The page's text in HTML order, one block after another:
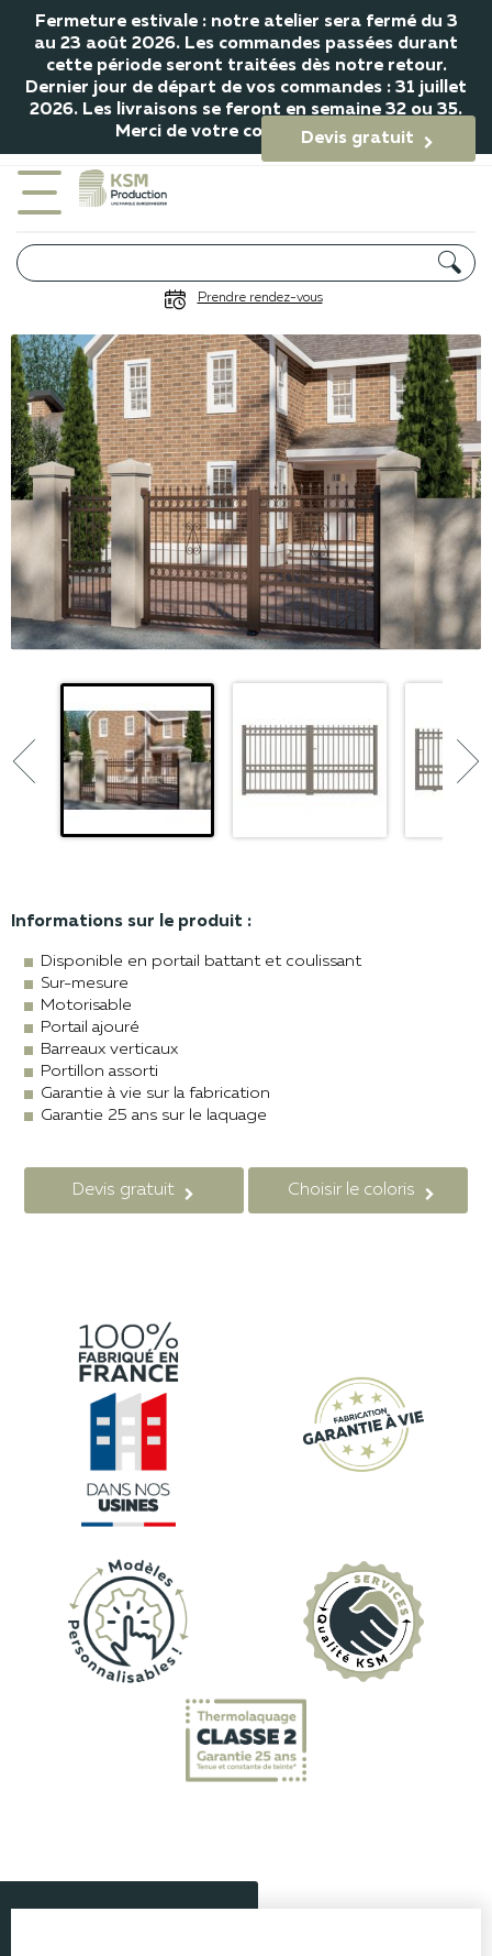
Fermeture estivale : notre atelier sera fermé du 3
au 23 août 2026. Les commandes passées durant
cette période seront traitées dès notre retour.
Dernier jour de départ de vos commandes : 31 juillet
2026. Les livraisons se feront en semaine 32 ou 35.
Merci de votre compréhension.

Prendre rendez-vous
Portail Berlioz
Gamme Symphonie
 
Informations sur le produit :
Disponible en portail battant et coulissant
Sur-mesure
Motorisable
Portail ajouré
Barreaux verticaux
Portillon assorti
Garantie à vie sur la fabrication
Garantie 25 ans sur le laquage
Devis gratuit Choisir le coloris
Devis gratuit